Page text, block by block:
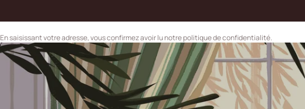
En saisissant votre adresse, vous confirmez avoir lu notre politique de confidentialité.